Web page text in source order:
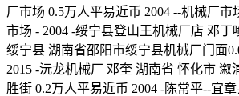
厂市场 0.5万人平易近币 2004 --机械厂市
市场 - 2004 -绥宁县登山王机械厂店 邓丁
绥宁县 湖南省邵阳市绥宁县机械厂门面
2015 -沅龙机械厂 邓奎 湖南省 怀化市 溆
胜街 0.2万人平易近币 2004 -陈常平--宜